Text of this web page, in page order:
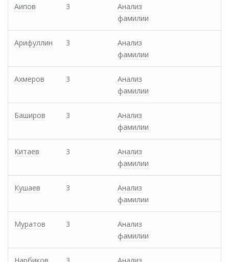
Аипов 3
Анализ
фамилии
Арифуллин 3
Анализ
фамилии
Ахмеров 3
Анализ
фамилии
Баширов 3
Анализ
фамилии
Китаев 3
Анализ
фамилии
Кушаев 3
Анализ
фамилии
Муратов 3
Анализ
фамилии
Нарбиков 3
Анализ